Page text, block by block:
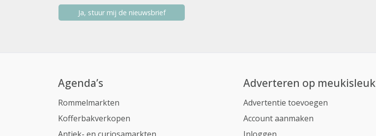
Ja, stuur mij de nieuwsbrief
Agenda’s
Rommelmarkten
Kofferbakverkopen
Adverteren op meukisleuk
Advertentie toevoegen
Account aanmaken